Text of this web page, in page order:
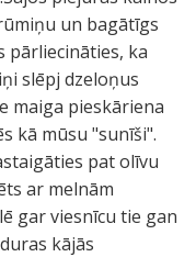
un bagātīgs
pārliecināties, ka
slēpj dzeloņus
maiga pieskāriena
kā mūsu "sunīši".
pat olīvu
ar melnām
gar viesnīcu tie gan
kājās